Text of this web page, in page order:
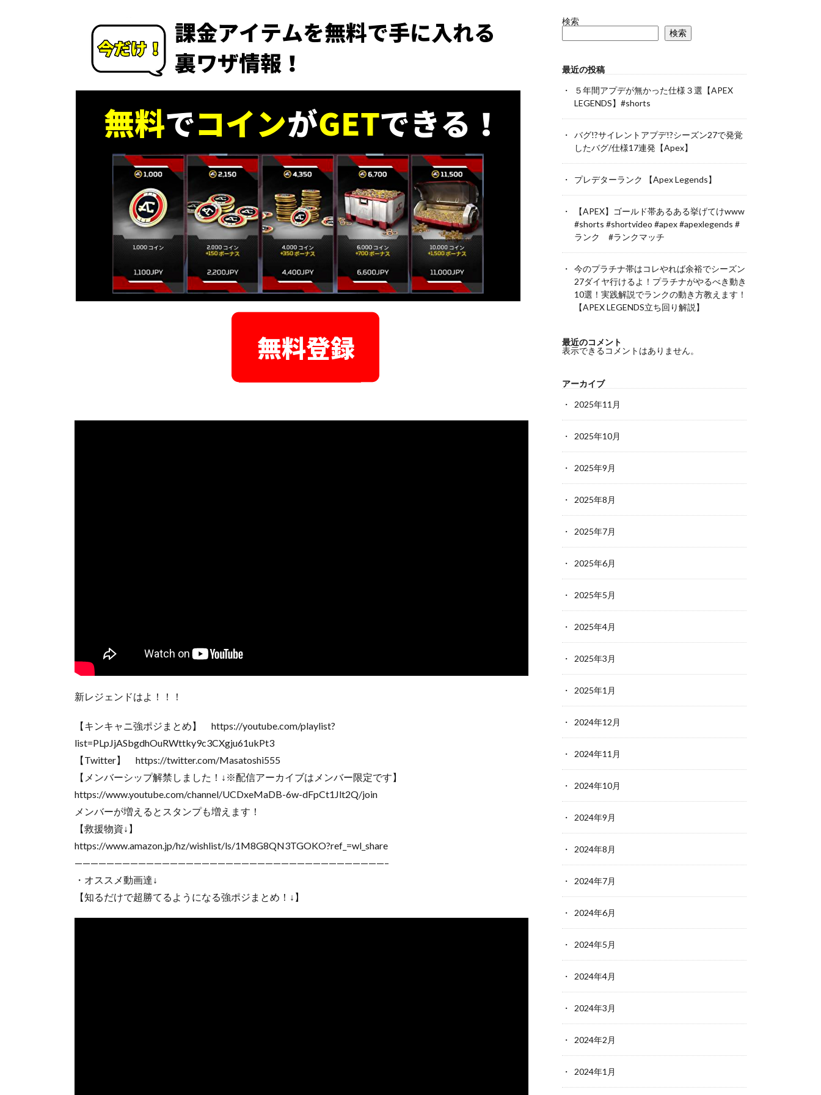
新レジェンドはよ！！！
【キンキャニ強ポジまとめ】 https://youtube.com/playlist?
list=PLpJjASbgdhOuRWttky9c3CXgju61ukPt3
【Twitter】 https://twitter.com/Masatoshi555
【メンバーシップ解禁しました！↓※配信アーカイブはメンバー限定です】
https://www.youtube.com/channel/UCDxeMaDB-6w-dFpCt1Jlt2Q/join
メンバーが増えるとスタンプも増えます！
【救援物資↓】
https://www.amazon.jp/hz/wishlist/ls/1M8G8QN3TGOKO?ref_=wl_share
———————————————————————————————————————–
・オススメ動画達↓
【知るだけで超勝てるようになる強ポジまとめ！↓】
検索
検索
最近の投稿
５年間アプデが無かった仕様３選【APEX
LEGENDS】#shorts
バグ!?サイレントアプデ!?シーズン27で発覚
したバグ/仕様17連発【Apex】
プレデターランク 【Apex Legends】
【APEX】ゴールド帯あるある挙げてけwww
#shorts #shortvideo #apex #apexlegends #
ランク #ランクマッチ
今のプラチナ帯はコレやれば余裕でシーズン
27ダイヤ行けるよ！プラチナがやるべき動き
10選！実践解説でランクの動き方教えます！
【APEX LEGENDS立ち回り解説】
最近のコメント
表示できるコメントはありません。
アーカイブ
2025年11月
2025年10月
2025年9月
2025年8月
2025年7月
2025年6月
2025年5月
2025年4月
2025年3月
2025年1月
2024年12月
2024年11月
2024年10月
2024年9月
2024年8月
2024年7月
2024年6月
2024年5月
2024年4月
2024年3月
2024年2月
2024年1月